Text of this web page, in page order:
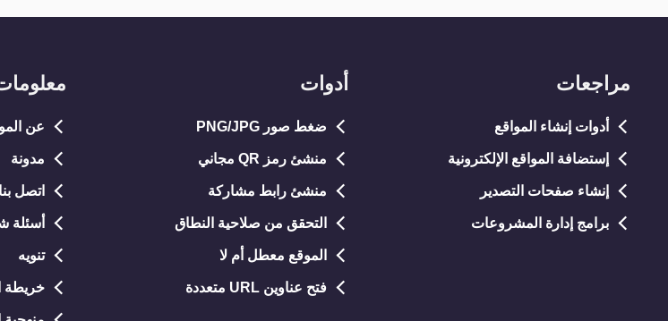
مراجعات
أدوات إنشاء المواقع
إستضافة المواقع الإلكترونية
إنشاء صفحات التصدير
برامج إدارة المشروعات
أدوات
ضغط صور PNG/JPG
منشئ رمز QR مجاني
منشئ رابط مشاركة
التحقق من صلاحية النطاق
الموقع معطل أم لا
فتح عناوين URL متعددة
عن
مدونة
اتصل بنا
أسئلة
تنويه
خريطة